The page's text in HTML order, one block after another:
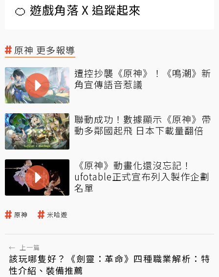
🍊 遊戲角落 X 追蹤起來
原神 更多報導
遭控抄襲《原神》！《鳴潮》新
角宣傳語音惹議
聯動成功！數據顯示《原神》帶
動多鄰國起飛 日本下載量翻倍
《原神》動畫化還沒忘記！
ufotable正式宣布列入製作企劃
名單
原神 米哈遊
← 上一篇
該玩哪隻好？《劍靈：革命》四種職業解析：特
性介紹、裝備推薦